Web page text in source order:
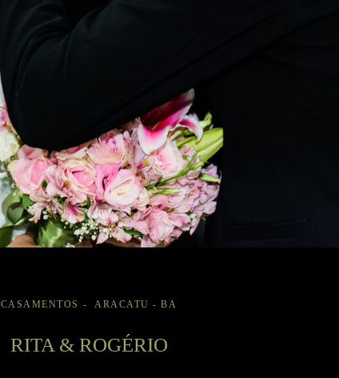
CASAMENTOS ARACATU - BA
RITA & ROGÉRIO